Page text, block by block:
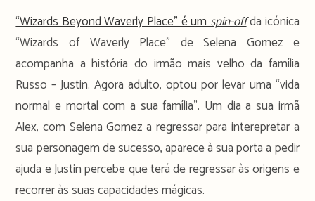
“Wizards Beyond Waverly Place” é umspin-offda icónica
“Wizards of Waverly Place” de Selena Gomez e
acompanha a história do irmão mais velho da família
Russo – Justin. Agora adulto, optou por levar uma “vida
normal e mortal com a sua família”. Um dia a sua irmã
Alex, com Selena Gomez a regressar para interepretar a
sua personagem de sucesso, aparece à sua porta a pedir
ajuda e Justin percebe que terá de regressar às origens e
recorrer às suas capacidades mágicas.